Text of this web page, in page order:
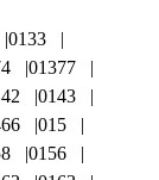
0133
01377
0143
015
0156